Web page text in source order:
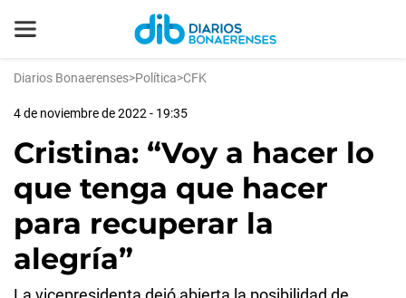
Diarios Bonaerenses>Política>CFK
4 de noviembre de 2022 - 19:35
Cristina: “Voy a hacer lo
que tenga que hacer
para recuperar la
alegría”